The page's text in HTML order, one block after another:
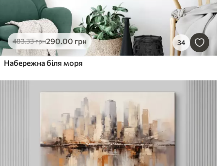
483.33грн290.00 грн 34
Набережна біля моря